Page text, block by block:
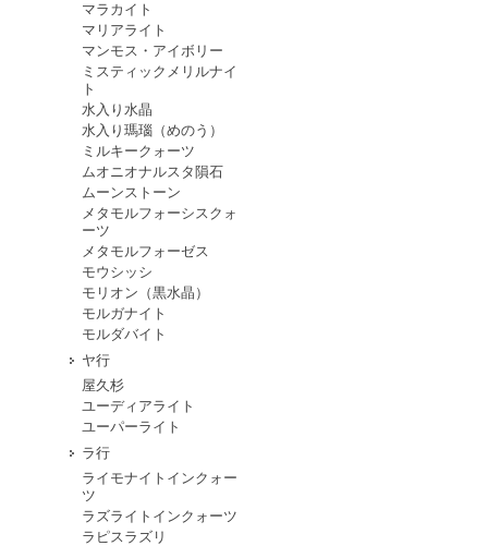
マラカイト
マリアライト
マンモス・アイボリー
ミスティックメリルナイ
ト
水入り水晶
水入り瑪瑙（めのう）
ミルキークォーツ
ムオニオナルスタ隕石
ムーンストーン
メタモルフォーシスクォ
ーツ
メタモルフォーゼス
モウシッシ
モリオン（黒水晶）
モルガナイト
モルダバイト
ヤ行
屋久杉
ユーディアライト
ユーパーライト
ラ行
ライモナイトインクォー
ツ
ラズライトインクォーツ
ラピスラズリ